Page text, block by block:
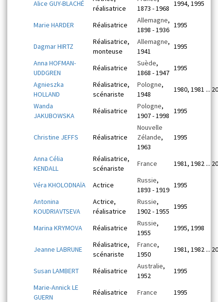
Alice GUY-BLACHÉ
réalisatrice
1873 - 1968
1994, 1995
Marie HARDER Réalisatrice
Allemagne,
1898 - 1936
1995
Dagmar HIRTZ
Réalisatrice,
monteuse
Allemagne,
1941
1995
Anna HOFMAN-
UDDGREN
Réalisatrice
Suède,
1868 - 1947
1995
Agnieszka
HOLLAND
Réalisatrice,
scénariste
Pologne,
1948
1980, 1981 ...
Wanda
JAKUBOWSKA
Réalisatrice
Pologne,
1907 - 1998
1995
Christine JEFFS Réalisatrice
Nouvelle
Zélande,
1963
1995
Anna Célia
KENDALL
Réalisatrice,
scénariste
France 1981, 1982 ...
Véra KHOLODNAÏA Actrice
Russie,
1893 - 1919
1995
Antonina
KOUDRIAVTSEVA
Actrice,
réalisatrice
Russie,
1902 - 1955
1995
Marina KRYMOVA Réalisatrice
Russie,
1955
1995, 1998
Jeanne LABRUNE
Réalisatrice,
scénariste
France,
1950
1981, 1982 ...
Susan LAMBERT Réalisatrice
Australie,
1952
1995
Marie-Annick LE
GUERN
Réalisatrice France 1995